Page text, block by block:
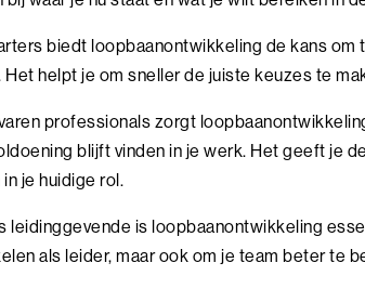
biedt loopbaanontwikkeling de kans
Het helpt je om sneller de juiste keuzes te
professionals zorgt
blijft vinden in je werk. Het geeft je
je huidige rol.
leidinggevende is loopbaanontwikkeling
als leider, maar ook om je team beter te